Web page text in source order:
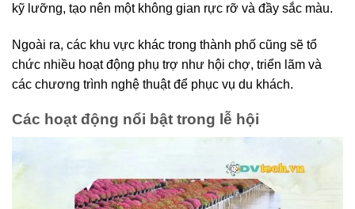
kỹ lưỡng, tạo nên một không gian rực rỡ và đầy sắc màu.
Ngoài ra, các khu vực khác trong thành phố cũng sẽ tổ
chức nhiều hoạt động phụ trợ như hội chợ, triển lãm và
các chương trình nghệ thuật để phục vụ du khách.
Các hoạt động nổi bật trong lễ hội